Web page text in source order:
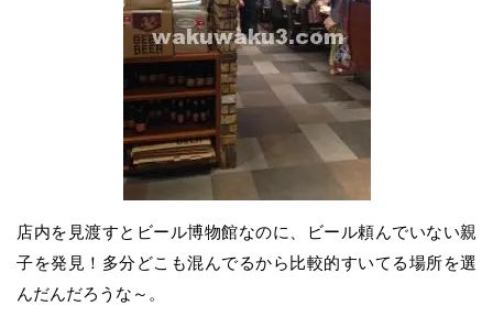
店内を見渡すとビール博物館なのに、ビール頼んでいない親
子を発見！多分どこも混んでるから比較的すいてる場所を選
んだんだろうな～。